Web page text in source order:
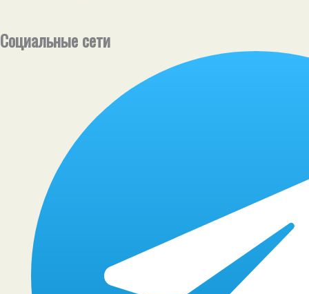
Социальные сети